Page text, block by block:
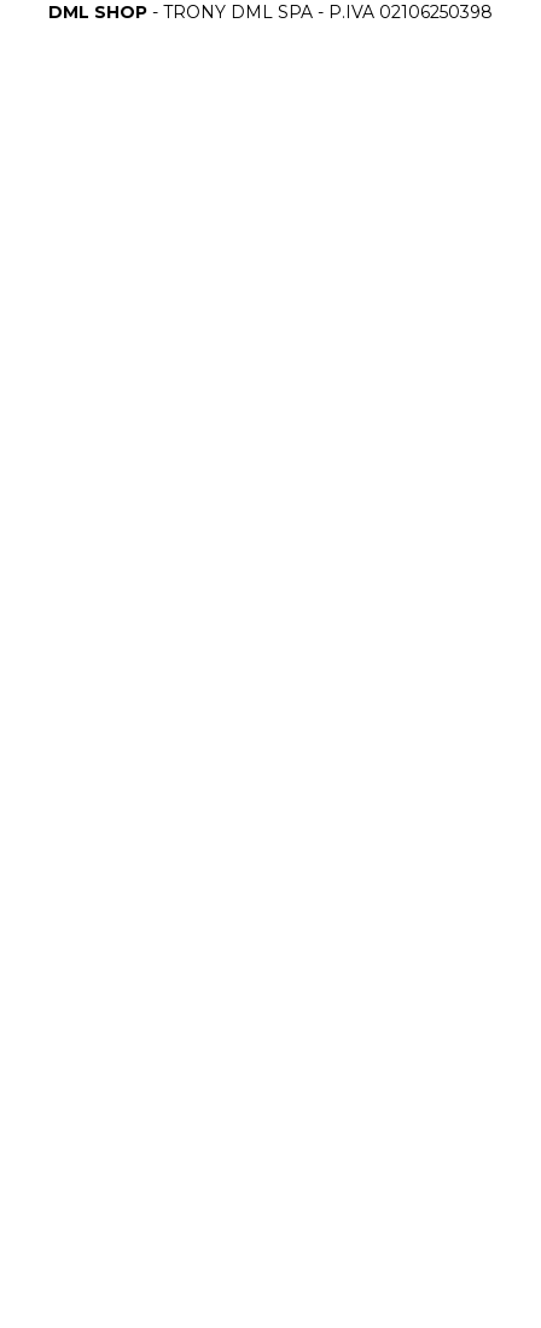
DML SHOP - TRONY DML SPA - P.IVA 02106250398